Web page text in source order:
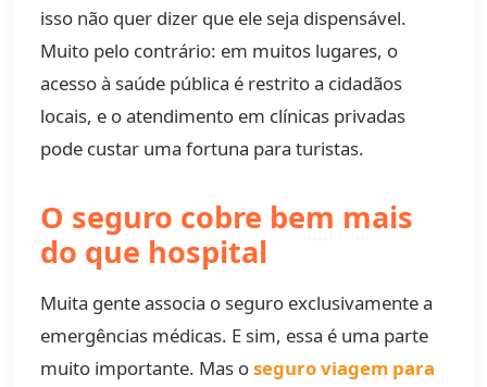
isso não quer dizer que ele seja dispensável.
Muito pelo contrário: em muitos lugares, o
acesso à saúde pública é restrito a cidadãos
locais, e o atendimento em clínicas privadas
pode custar uma fortuna para turistas.
O seguro cobre bem mais
do que hospital
Muita gente associa o seguro exclusivamente a
emergências médicas. E sim, essa é uma parte
muito importante. Mas oseguro viagem para